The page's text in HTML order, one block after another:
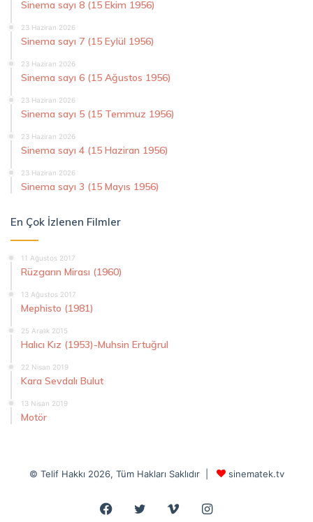
Sinema sayı 8 (15 Ekim 1956)
23 Haziran 2026
Sinema sayı 7 (15 Eylül 1956)
23 Haziran 2026
Sinema sayı 6 (15 Ağustos 1956)
23 Haziran 2026
Sinema sayı 5 (15 Temmuz 1956)
23 Haziran 2026
Sinema sayı 4 (15 Haziran 1956)
23 Haziran 2026
Sinema sayı 3 (15 Mayıs 1956)
En Çok İzlenen Filmler
11 Ağustos 2017
Rüzgarın Mirası (1960)
13 Ağustos 2017
Mephisto (1981)
25 Aralık 2015
Halıcı Kız (1953)-Muhsin Ertuğrul
22 Nisan 2019
Kara Sevdalı Bulut
13 Nisan 2019
Motör
© Telif Hakkı 2026, Tüm Hakları Saklıdır | sinematek.tv
Facebook
Twitter VimeoInstagram